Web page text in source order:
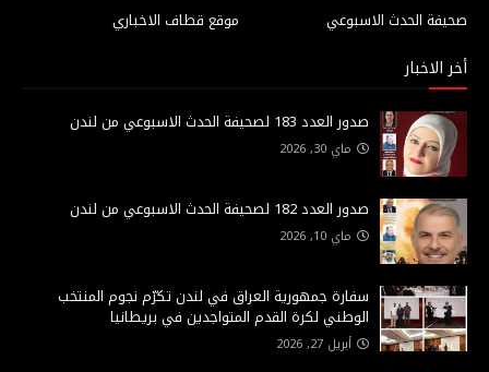
موقع قطاف الاخباري
صحيفة الحدث الاسبوعي
أخر الاخبار
صدور العدد 183 لصحيفة الحدث الاسبوعي من لندن
ماي 30, 2026
صدور العدد 182 لصحيفة الحدث الاسبوعي من لندن
ماي 10, 2026
سفارة جمهورية العراق في لندن تكرّم نجوم المنتخب
الوطني لكرة القدم المتواجدين في بريطانيا
أبريل 27, 2026